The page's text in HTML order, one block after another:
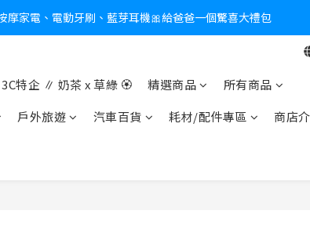
物金✨再享消費回饋無極限
家電、電動牙刷、藍芽耳機🎀給爸爸一個驚喜大禮包
物金✨再享消費回饋無極限
特企 ∥ 奶茶 x 草綠 🏵 精選商品
所有商品
戶外旅遊 汽車百貨 耗材/配件專區
商店